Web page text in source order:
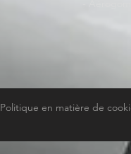
Politique en matière de